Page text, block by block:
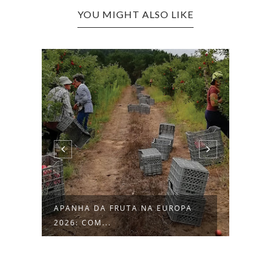
YOU MIGHT ALSO LIKE
EMPREGO NA ALEMANHA: VAGAS
PARA QUE...